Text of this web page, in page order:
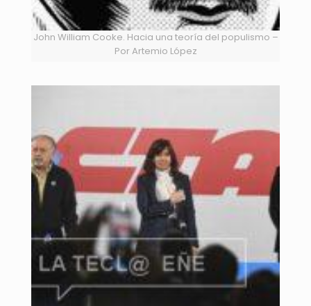
John William Cooke. Hacia una teoría del populismo –
Por Artemio López